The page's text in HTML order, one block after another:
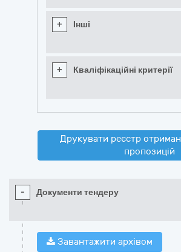
+ Інші
+ Кваліфікаційні критерії
Друкувати реєстр
пропозицій
- Документи тендеру
Завантажити архівом